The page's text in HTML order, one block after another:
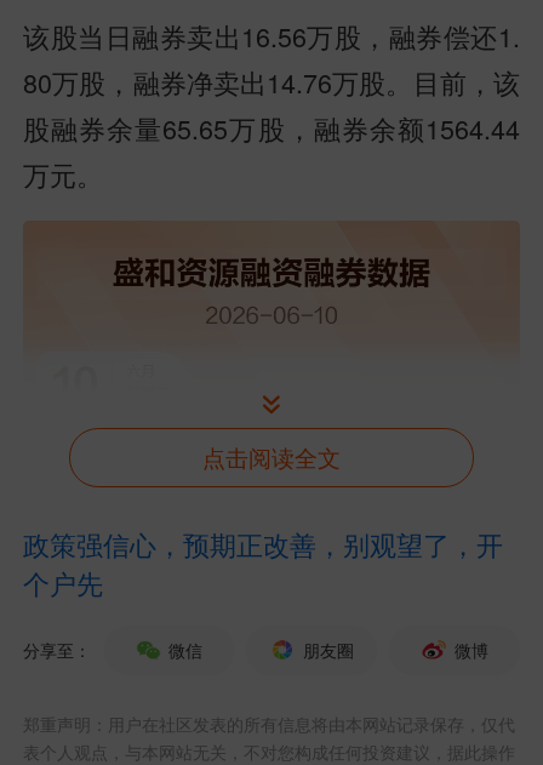
该股当日融券卖出16.56万股，融券偿还1.
80万股， 融券净卖出14.76万股。
目前，该
股融券余量65.65万股，融券余额1564.44
万元。
点击阅读全文
政策强信心，预期正改善，别观望了，开
个户先
分享至： 微信 朋友圈 微博
郑重声明：用户在社区发表的所有信息将由本网站记录保存，仅代
表个人观点，与本网站无关，不对您构成任何投资建议，据此操作